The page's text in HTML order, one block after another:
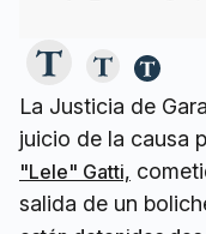
La Justicia de
juicio de la causa
"Lele" Gatti,
salida de un